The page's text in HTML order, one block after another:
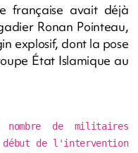
française avait déjà
Ronan Pointeau,
explosif, dont la pose
État Islamique au
de militaires
de l'intervention